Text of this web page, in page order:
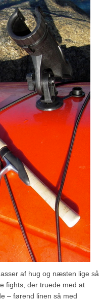
af hug og næsten lige så
fights, der truede med at
– førend linen så med